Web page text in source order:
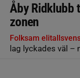
Åby Ridklubb
zonen
Folksam
lag lyckades väl –